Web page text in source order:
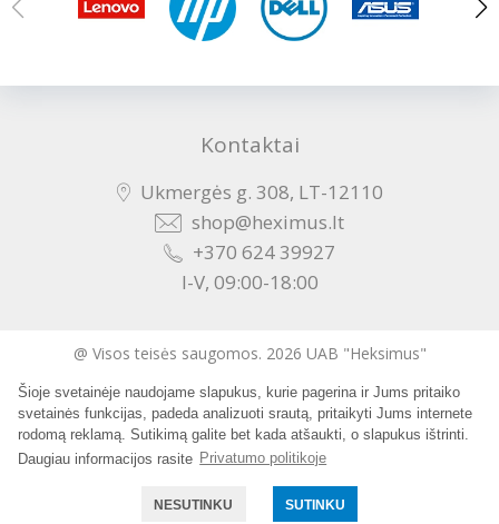
Šioje svetainėje naudojame slapukus, kurie pagerina ir Jums pritaiko
svetainės funkcijas, padeda analizuoti srautą, pritaikyti Jums internete
rodomą reklamą. Sutikimą galite bet kada atšaukti, o slapukus ištrinti.
Daugiau informacijos rasite Privatumo politikoje
NESUTINKU SUTINKU
Kontaktai
Ukmergės g. 308, LT-12110
shop@heximus.lt
+370 624 39927
I-V, 09:00-18:00
@ Visos teisės saugomos. 2026 UAB "Heksimus"
Sukurta: